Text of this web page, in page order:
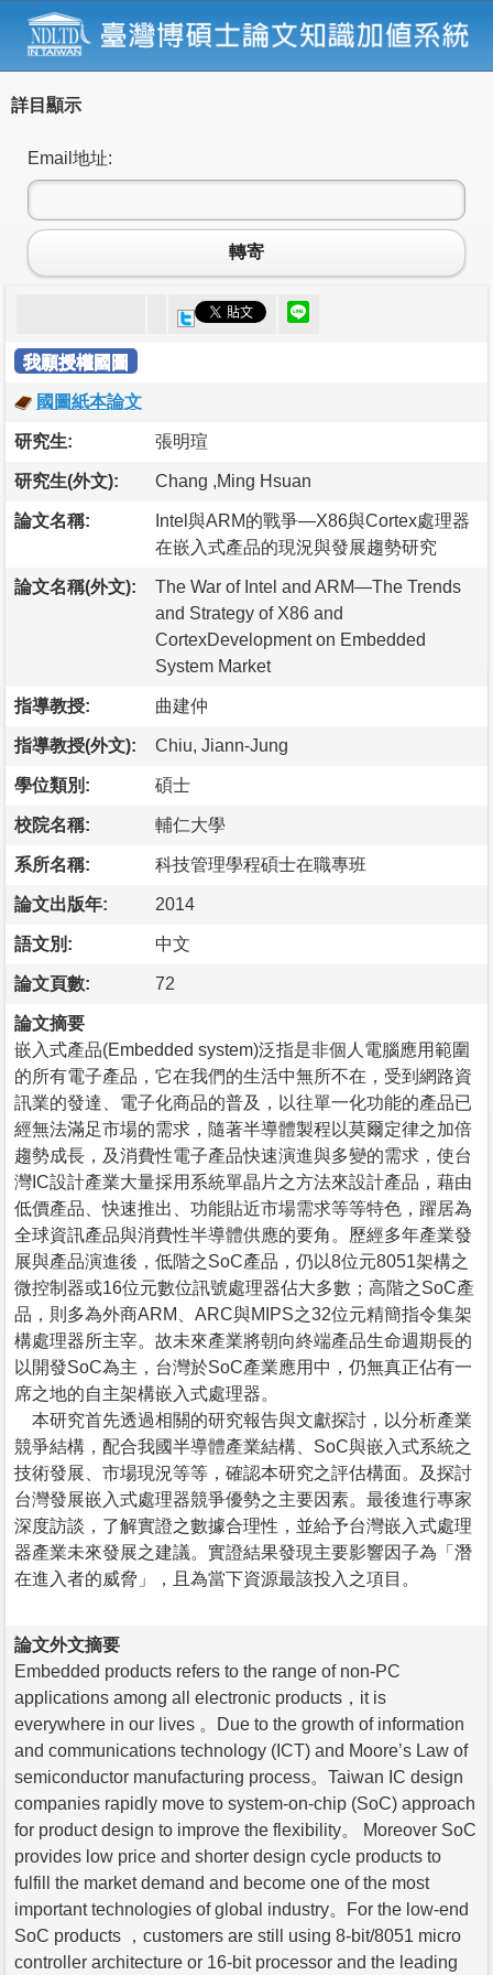
詳目顯示
Email地址:
轉寄
我願授權國圖
國圖紙本論文
研究生: 張明瑄
研究生(外文): Chang ,Ming Hsuan
論文名稱:
Intel與ARM的戰爭—X86與Cortex處理器
在嵌入式產品的現況與發展趨勢研究
論文名稱(外文):
The War of Intel and ARM—The Trends
and Strategy of X86 and
CortexDevelopment on Embedded
System Market
指導教授: 曲建仲
指導教授(外文): Chiu, Jiann-Jung
學位類別: 碩士
校院名稱: 輔仁大學
系所名稱: 科技管理學程碩士在職專班
論文出版年: 2014
語文別: 中文
論文頁數: 72
論文摘要
嵌入式產品(Embedded system)泛指是非個人電腦應用範圍
的所有電子產品，它在我們的生活中無所不在，受到網路資
訊業的發達、電子化商品的普及，以往單一化功能的產品已
經無法滿足市場的需求，隨著半導體製程以莫爾定律之加倍
趨勢成長，及消費性電子產品快速演進與多變的需求，使台
灣IC設計產業大量採用系統單晶片之方法來設計產品，藉由
低價產品、快速推出、功能貼近市場需求等等特色，躍居為
全球資訊產品與消費性半導體供應的要角。歷經多年產業發
展與產品演進後，低階之SoC產品，仍以8位元8051架構之
微控制器或16位元數位訊號處理器佔大多數；高階之SoC產
品，則多為外商ARM、ARC與MIPS之32位元精簡指令集架
構處理器所主宰。故未來產業將朝向終端產品生命週期長的
以開發SoC為主，台灣於SoC產業應用中，仍無真正佔有一
席之地的自主架構嵌入式處理器。
本研究首先透過相關的研究報告與文獻探討，以分析產業
競爭結構，配合我國半導體產業結構、SoC與嵌入式系統之
技術發展、市場現況等等，確認本研究之評估構面。及探討
台灣發展嵌入式處理器競爭優勢之主要因素。最後進行專家
深度訪談，了解實證之數據合理性，並給予台灣嵌入式處理
器產業未來發展之建議。實證結果發現主要影響因子為「潛
在進入者的威脅」，且為當下資源最該投入之項目。
論文外文摘要
Embedded products refers to the range of non-PC
applications among all electronic products，it is
everywhere in our lives 。Due to the growth of information
and communications technology (ICT) and Moore’s Law of
semiconductor manufacturing process。Taiwan IC design
companies rapidly move to system-on-chip (SoC) approach
for product design to improve the flexibility。 Moreover SoC
provides low price and shorter design cycle products to
fulfill the market demand and become one of the most
important technologies of global industry。For the low-end
SoC products ，customers are still using 8-bit/8051 micro
controller architecture or 16-bit processor and the leading